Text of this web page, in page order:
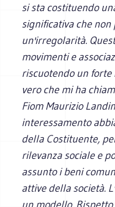
si sta costituendo
significativa che
un'irregolarità.
movimenti e
riscuotendo un forte
vero che mi ha
Fiom Maurizio
interessamento
della Costituente,
rilevanza sociale e
assunto i beni
attive della società.